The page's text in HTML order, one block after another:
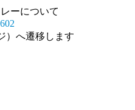
ーについて
）へ遷移します